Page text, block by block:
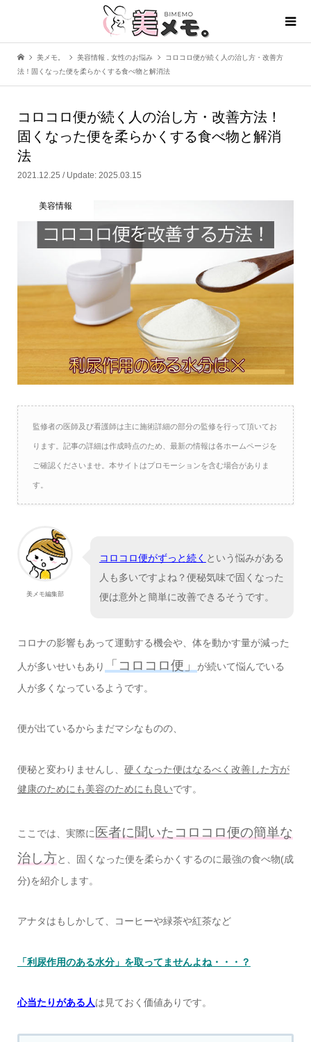
美メモ。 美容情報 女性のお悩み
コロコロ便が続く人の治し方・改善方
法！固くなった便を柔らかくする食べ物と解消法
コロコロ便が続く人の治し方・改善方法！
固くなった便を柔らかくする食べ物と解消
法
2021.12.25 / Update: 2025.03.15
美容情報
監修者の医師及び看護師は主に施術詳細の部分の監修を行って頂いてお
ります。記事の詳細は作成時点のため、最新の情報は各ホームページを
ご確認くださいませ。本サイトはプロモーションを含む場合がありま
す。
美メモ編集部
コロコロ便がずっと続く という悩みがある
人も多いですよね？便秘気味で固くなった
便は意外と簡単に改善できるそうです。
コロナの影響もあって運動する機会や、体を動かす量が減った
人が多いせいもあり 「コロコロ便」
が続いて悩んでいる
人が多くなっているようです。
便が出ているからまだマシなものの、
便秘と変わりませんし、 硬くなった便はなるべく改善した方が
健康のためにも美容のためにも良いです。
ここでは、実際に 医者に聞いたコロコロ便の簡単な
治し方と、固くなった便を柔らかくするのに最強の食べ物(成
分)を紹介します。
アナタはもしかして、コーヒーや緑茶や紅茶など
「利尿作用のある水分」を取ってませんよね・・・？
心当たりがある人は見ておく価値ありです。